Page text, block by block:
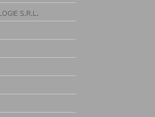
S.R.L.